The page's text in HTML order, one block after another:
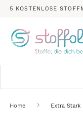
5 KOSTENLOSE
Home Extra